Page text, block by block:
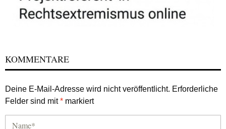
KOMMENTARE
Deine E-Mail-Adresse wird nicht veröffentlicht. Erforderliche
Felder sind mit* markiert